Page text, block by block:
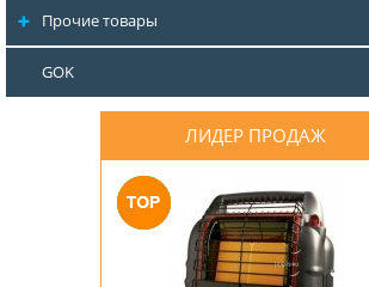
Прочие товары
GOK
ЛИДЕР ПРОДАЖ